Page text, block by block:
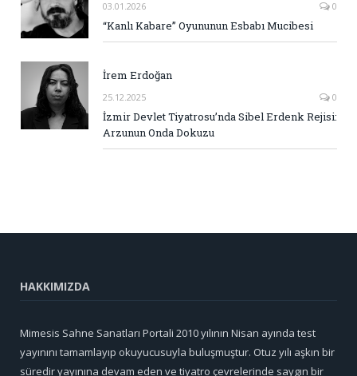
03.01.2026 0
“Kanlı Kabare” Oyununun Esbabı Mucibesi
İrem Erdoğan
25.12.2025 0
İzmir Devlet Tiyatrosu’nda Sibel Erdenk Rejisi:
Arzunun Onda Dokuzu
HAKKIMIZDA
Mimesis Sahne Sanatları Portali 2010 yılının Nisan ayında test
yayınını tamamlayıp okuyucusuyla buluşmuştur. Otuz yılı aşkın bir
süredir yayınına devam eden ve tiyatro çevrelerinde saygın bir